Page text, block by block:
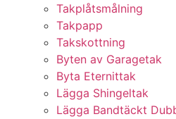
Takplåtsmålning
Takpapp
Takskottning
Byten av Garagetak
Byta Eternittak
Lägga Shingeltak
Lägga Bandtäckt